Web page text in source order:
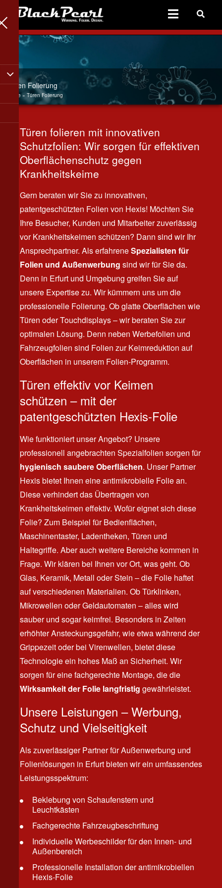
Türen Folierung
Home » Türen Folierung
Türen folieren mit innovativen
Schutzfolien: Wir sorgen für effektiven
Oberflächenschutz gegen
Krankheitskeime
Gern beraten wir Sie zu innovativen,
patentgeschützten Folien von Hexis! Möchten Sie
Ihre Besucher, Kunden und Mitarbeiter zuverlässig
vor Krankheitskeimen schützen? Dann sind wir Ihr
Ansprechpartner. Als erfahreneSpezialisten für
Folien und Außenwerbung sind wir für Sie da.
Denn in Erfurt und Umgebung greifen Sie auf
unsere Expertise zu. Wir kümmern uns um die
professionelle Folierung. Ob glatte Oberflächen wie
Türen oder Touchdisplays – wir beraten Sie zur
optimalen Lösung. Denn neben Werbefolien und
Fahrzeugfolien sind Folien zur Keimreduktion auf
Oberflächen in unserem Folien-Programm.
Türen effektiv vor Keimen
schützen – mit der
patentgeschützten Hexis-Folie
Wie funktioniert unser Angebot? Unsere
professionell angebrachten Spezialfolien sorgen für
hygienisch saubere Oberflächen. Unser Partner
Hexis bietet Ihnen eine antimikrobielle Folie an.
Diese verhindert das Übertragen von
Krankheitskeimen effektiv. Wofür eignet sich diese
Folie? Zum Beispiel für Bedienflächen,
Maschinentaster, Ladentheken, Türen und
Haltegriffe. Aber auch weitere Bereiche kommen in
Frage. Wir klären bei Ihnen vor Ort, was geht. Ob
Glas, Keramik, Metall oder Stein – die Folie haftet
auf verschiedenen Materialien. Ob Türklinken,
Mikrowellen oder Geldautomaten – alles wird
sauber und sogar keimfrei. Besonders in Zeiten
erhöhter Ansteckungsgefahr, wie etwa während der
Grippezeit oder bei Virenwellen, bietet diese
Technologie ein hohes Maß an Sicherheit. Wir
sorgen für eine fachgerechte Montage, die die
Wirksamkeit der Folie langfristig gewährleistet.
Unsere Leistungen – Werbung,
Schutz und Vielseitigkeit
Als zuverlässiger Partner für Außenwerbung und
Folienlösungen in Erfurt bieten wir ein umfassendes
Leistungsspektrum:
Beklebung von Schaufenstern und
Leuchtkästen
Fachgerechte Fahrzeugbeschriftung
Individuelle Werbeschilder für den Innen- und
Außenbereich
Professionelle Installation der antimikrobiellen
Hexis-Folie